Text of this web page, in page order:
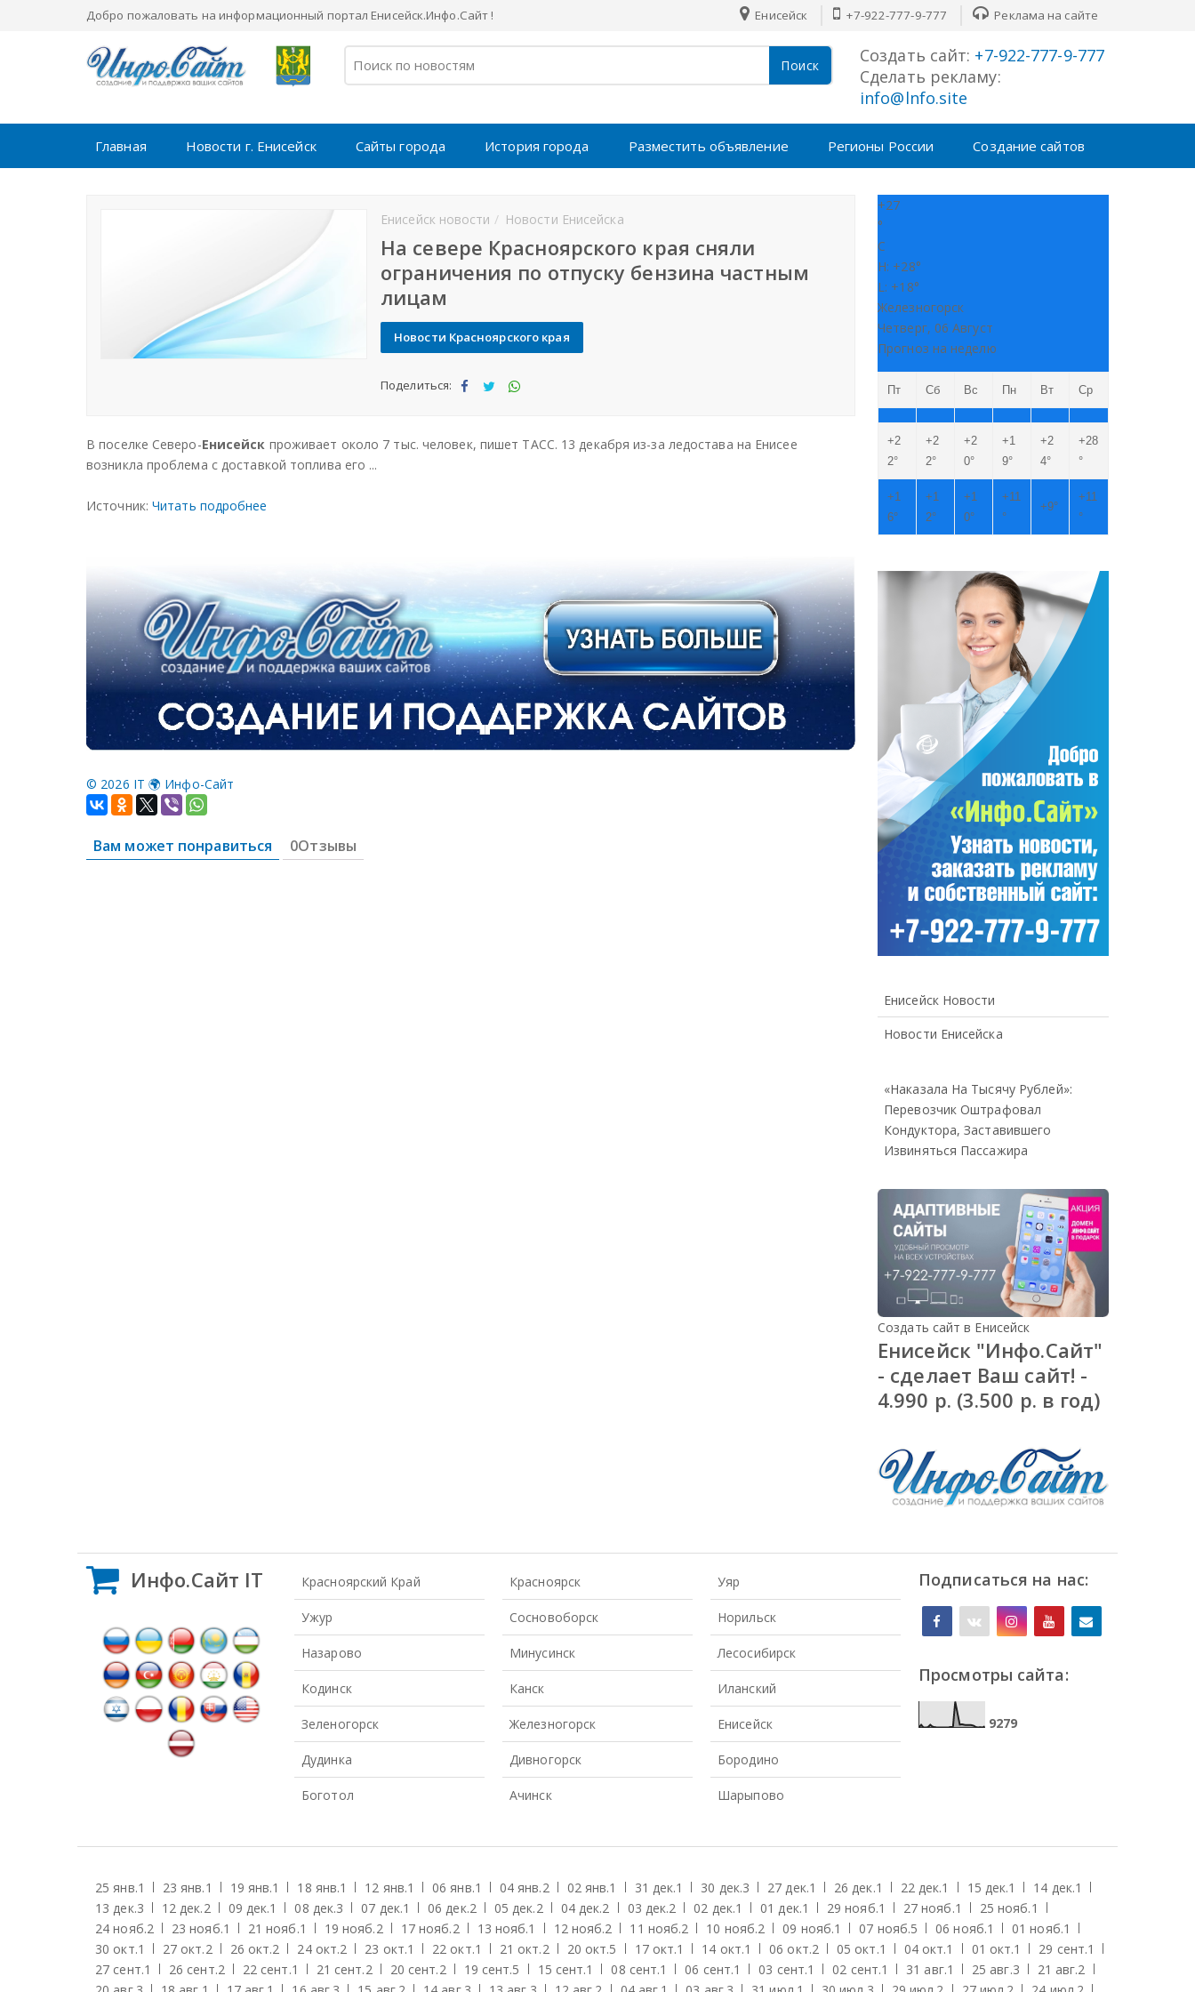
Добро пожаловать на информационный портал Енисейск.Инфо.Сайт ! Енисейск +7-922-777-9-777 Реклама на сайте
Поиск Создать сайт: +7-922-777-9-777
Сделать рекламу:
info@lnfo.site
Главная Новости г. Енисейск Сайты города История города Разместить объявление Регионы России Создание сайтов
Енисейск новости Новости Енисейска
На севере Красноярского края сняли
ограничения по отпуску бензина частным
лицам
Новости Красноярского края
Поделиться:
тьс тьс тьс
В поселке Северо-Енисейск проживает около 7 тыс. человек, пишет ТАСС. 13 декабря из-за ледостава на Енисее
возникла проблема с доставкой топлива его ...
Источник: Читать подробнее
© 2026 IT 🌍 Инфо-Сайт
Вам может понравиться 0Отзывы
+27
°
C
H: +28°
L: +18°
Железногорск
Четверг, 06 Август
Прогноз на неделю
Пт Сб Вс Пн Вт Ср
+2
2°
+2
2°
+2
0°
+1
9°
+2
4°
+28
°
+1
6°
+1
2°
+1
0°
+11
°
+9°
+11
°
Енисейск Новости
Новости Енисейска
«Наказала На Тысячу Рублей»:
Перевозчик Оштрафовал
Кондуктора, Заставившего
Извиняться Пассажира
Создать сайт в Енисейск
Енисейск "Инфо.Сайт"
- сделает Ваш сайт! -
4.990 р. (3.500 р. в год)
Инфо.Сайт IT Красноярский Край
Ужур
Назарово
Кодинск
Зеленогорск
Дудинка
Боготол
Красноярск
Сосновоборск
Минусинск
Канск
Железногорск
Дивногорск
Ачинск
Уяр
Норильск
Лесосибирск
Иланский
Енисейск
Бородино
Шарыпово
Подписаться на нас:
Просмотры сайта:
9279
25 янв.1 23 янв.1 19 янв.1 18 янв.1 12 янв.1 06 янв.1 04 янв.2 02 янв.1 31 дек.1 30 дек.3 27 дек.1 26 дек.1 22 дек.1 15 дек.1 14 дек.1
13 дек.3 12 дек.2 09 дек.1 08 дек.3 07 дек.1 06 дек.2 05 дек.2 04 дек.2 03 дек.2 02 дек.1 01 дек.1 29 нояб.1 27 нояб.1 25 нояб.1
24 нояб.2 23 нояб.1 21 нояб.1 19 нояб.2 17 нояб.2 13 нояб.1 12 нояб.2 11 нояб.2 10 нояб.2 09 нояб.1 07 нояб.5 06 нояб.1 01 нояб.1
30 окт.1 27 окт.2 26 окт.2 24 окт.2 23 окт.1 22 окт.1 21 окт.2 20 окт.5 17 окт.1 14 окт.1 06 окт.2 05 окт.1 04 окт.1 01 окт.1 29 сент.1
27 сент.1 26 сент.2 22 сент.1 21 сент.2 20 сент.2 19 сент.5 15 сент.1 08 сент.1 06 сент.1 03 сент.1 02 сент.1 31 авг.1 25 авг.3 21 авг.2